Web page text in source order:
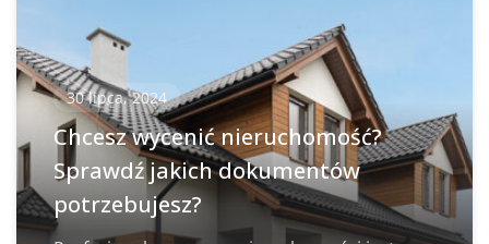
30 lipca, 2024
Chcesz wycenić nieruchomość?
Sprawdź jakich dokumentów
potrzebujesz?